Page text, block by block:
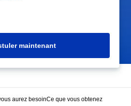
maintenant
aurez besoinCe que vous obtenez